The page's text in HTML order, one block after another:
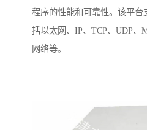
程序的性能和可靠性。该平
括以太网、IP、TCP、UDP、
网络等。